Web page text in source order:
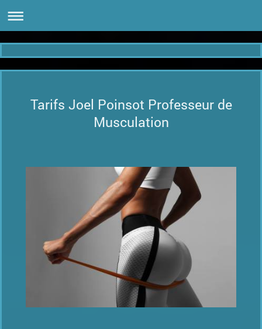
Tarifs Joel Poinsot Professeur de
Musculation